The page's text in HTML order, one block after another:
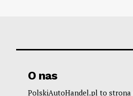
O nas
PolskiAutoHandel.pl to strona